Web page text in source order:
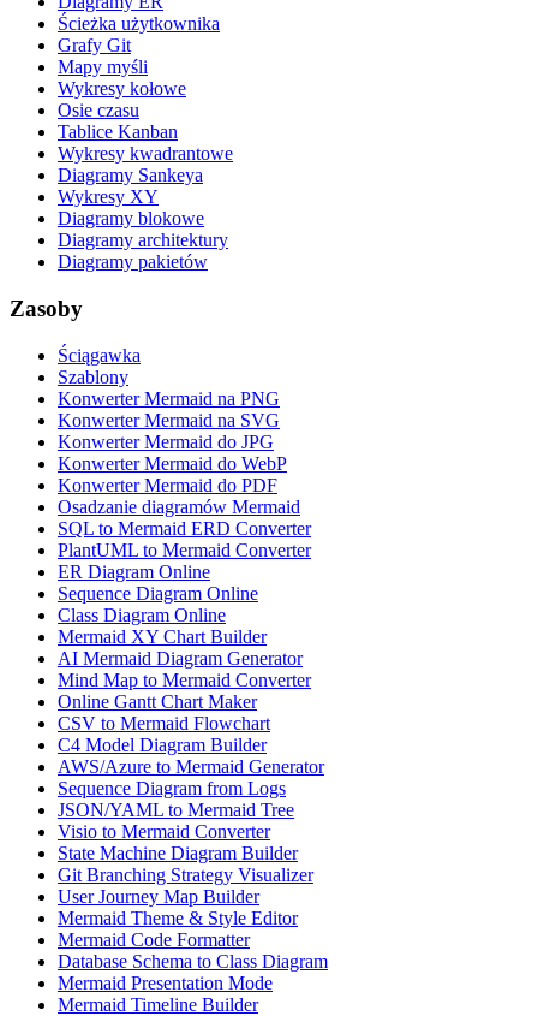
Ścieżka użytkownika
Grafy Git
Mapy myśli
Wykresy kołowe
Osie czasu
Tablice Kanban
Wykresy kwadrantowe
Diagramy Sankeya
Wykresy XY
Diagramy blokowe
Diagramy architektury
Diagramy pakietów
Zasoby
Ściągawka
Szablony
Konwerter Mermaid na PNG
Konwerter Mermaid na SVG
Konwerter Mermaid do JPG
Konwerter Mermaid do WebP
Konwerter Mermaid do PDF
Osadzanie diagramów Mermaid
SQL to Mermaid ERD Converter
PlantUML to Mermaid Converter
ER Diagram Online
Sequence Diagram Online
Class Diagram Online
Mermaid XY Chart Builder
AI Mermaid Diagram Generator
Mind Map to Mermaid Converter
Online Gantt Chart Maker
CSV to Mermaid Flowchart
C4 Model Diagram Builder
AWS/Azure to Mermaid Generator
Sequence Diagram from Logs
JSON/YAML to Mermaid Tree
Visio to Mermaid Converter
State Machine Diagram Builder
Git Branching Strategy Visualizer
User Journey Map Builder
Mermaid Theme & Style Editor
Mermaid Code Formatter
Database Schema to Class Diagram
Mermaid Presentation Mode
Mermaid Timeline Builder